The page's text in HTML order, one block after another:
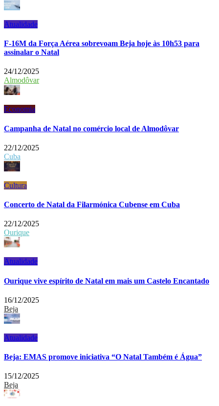
Atualidade
F-16M da Força Aérea sobrevoam Beja hoje às 10h53 para
assinalar o Natal
24/12/2025
Almodôvar
Economia
Campanha de Natal no comércio local de Almodôvar
22/12/2025
Cuba
Cultura
Concerto de Natal da Filarmónica Cubense em Cuba
22/12/2025
Ourique
Atualidade
Ourique vive espírito de Natal em mais um Castelo Encantado
16/12/2025
Beja
Atualidade
Beja: EMAS promove iniciativa “O Natal Também é Água”
15/12/2025
Beja